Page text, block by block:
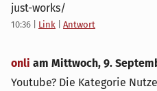
just-works/
10:36 Link Antwort
onli am Mittwoch, 9.
Youtube? Die Kategorie